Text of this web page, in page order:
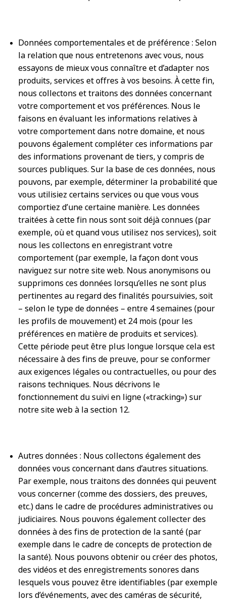
Données comportementales et de préférence : Selon
la relation que nous entretenons avec vous, nous
essayons de mieux vous connaître et d’adapter nos
produits, services et offres à vos besoins. À cette fin,
nous collectons et traitons des données concernant
votre comportement et vos préférences. Nous le
faisons en évaluant les informations relatives à
votre comportement dans notre domaine, et nous
pouvons également compléter ces informations par
des informations provenant de tiers, y compris de
sources publiques. Sur la base de ces données, nous
pouvons, par exemple, déterminer la probabilité que
vous utilisiez certains services ou que vous vous
comportiez d’une certaine manière. Les données
traitées à cette fin nous sont soit déjà connues (par
exemple, où et quand vous utilisez nos services), soit
nous les collectons en enregistrant votre
comportement (par exemple, la façon dont vous
naviguez sur notre site web. Nous anonymisons ou
supprimons ces données lorsqu’elles ne sont plus
pertinentes au regard des finalités poursuivies, soit
– selon le type de données – entre 4 semaines (pour
les profils de mouvement) et 24 mois (pour les
préférences en matière de produits et services).
Cette période peut être plus longue lorsque cela est
nécessaire à des fins de preuve, pour se conformer
aux exigences légales ou contractuelles, ou pour des
raisons techniques. Nous décrivons le
fonctionnement du suivi en ligne («tracking») sur
notre site web à la section 12.
Autres données : Nous collectons également des
données vous concernant dans d’autres situations.
Par exemple, nous traitons des données qui peuvent
vous concerner (comme des dossiers, des preuves,
etc.) dans le cadre de procédures administratives ou
judiciaires. Nous pouvons également collecter des
données à des fins de protection de la santé (par
exemple dans le cadre de concepts de protection de
la santé). Nous pouvons obtenir ou créer des photos,
des vidéos et des enregistrements sonores dans
lesquels vous pouvez être identifiables (par exemple
lors d’événements, avec des caméras de sécurité,